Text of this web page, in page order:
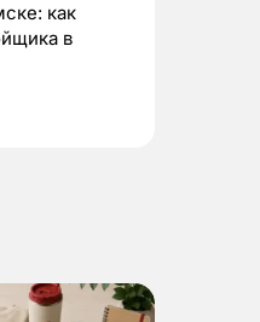
как
в